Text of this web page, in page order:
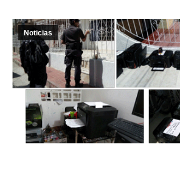
Noticias